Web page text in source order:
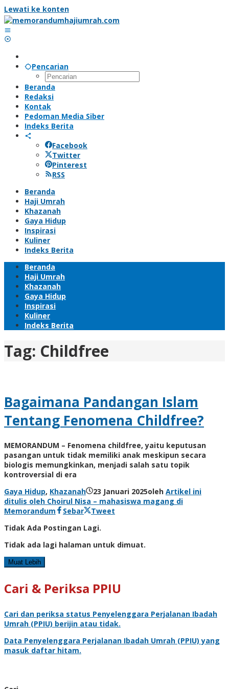
Lewati ke konten
Pencarian
Beranda
Redaksi
Kontak
Pedoman Media Siber
Indeks Berita
Facebook
Twitter
Pinterest
RSS
Beranda
Haji Umrah
Khazanah
Gaya Hidup
Inspirasi
Kuliner
Indeks Berita
Beranda
Haji Umrah
Khazanah
Gaya Hidup
Inspirasi
Kuliner
Indeks Berita
Tag: Childfree
Bagaimana Pandangan Islam
Tentang Fenomena Childfree?
MEMORANDUM – Fenomena childfree, yaitu keputusan
pasangan untuk tidak memiliki anak meskipun secara
biologis memungkinkan, menjadi salah satu topik
kontroversial di era
Gaya Hidup, Khazanah 23 Januari 2025oleh Artikel ini
ditulis oleh Choirul Nisa – mahasiswa magang di
Memorandum
Sebar
Tweet
Tidak Ada Postingan Lagi.
Tidak ada lagi halaman untuk dimuat.
Muat Lebih
Cari & Periksa PPIU
Cari dan periksa status Penyelenggara Perjalanan Ibadah
Umrah (PPIU) berijin atau tidak.
Data Penyelenggara Perjalanan Ibadah Umrah (PPIU) yang
masuk daftar hitam.